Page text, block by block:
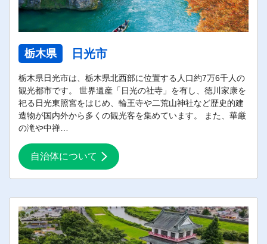
栃木県 日光市
栃木県日光市は、栃木県北西部に位置する人口約7万6千人の
観光都市です。 世界遺産「日光の社寺」を有し、徳川家康を
祀る日光東照宮をはじめ、輪王寺や二荒山神社など歴史的建
造物が国内外から多くの観光客を集めています。 また、華厳
の滝や中禅…
自治体について